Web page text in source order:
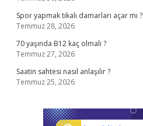
Spor yapmak tıkalı damarları açar mı ?
Temmuz 28, 2026
70 yaşında B12 kaç olmalı ?
Temmuz 27, 2026
Saatin sahtesi nasıl anlaşılır ?
Temmuz 25, 2026